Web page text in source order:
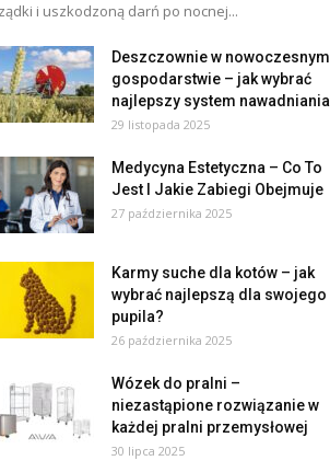
i uszkodzoną darń po nocnej...
Deszczownie w nowoczesnym
gospodarstwie – jak wybrać
najlepszy system nawadniania
29 listopada 2025
Medycyna Estetyczna – Co To
Jest I Jakie Zabiegi Obejmuje
27 października 2025
Karmy suche dla kotów – jak
wybrać najlepszą dla swojego
pupila?
26 października 2025
Wózek do pralni –
niezastąpione rozwiązanie w
każdej pralni przemysłowej
30 lipca 2025